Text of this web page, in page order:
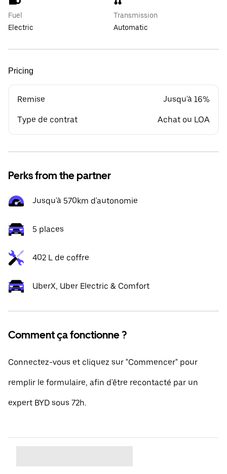
Fuel
Electric
Transmission
Automatic
Pricing
Remise Jusqu'à 16%
Type de contrat Achat ou LOA
Perks from the partner
Jusqu'à 570km d'autonomie
5 places
402 L de coffre
UberX, Uber Electric & Comfort
Comment ça fonctionne ?
Connectez-vous et cliquez sur "Commencer" pour
remplir le formulaire, afin d'être recontacté par un
expert BYD sous 72h.